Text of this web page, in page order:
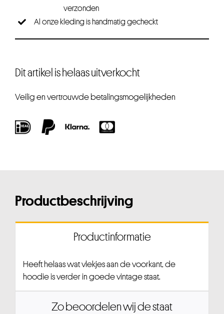
verzonden
Al onze kleding is handmatig gecheckt
Dit artikel is helaas uitverkocht
Veilig en vertrouwde betalingsmogelijkheden
Productbeschrijving
Productinformatie
Heeft helaas wat vlekjes aan de voorkant, de
hoodie is verder in goede vintage staat.
Zo beoordelen wij de staat